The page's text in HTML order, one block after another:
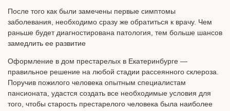
После того как были замечены первые симптомы
заболевания, необходимо сразу же обратиться к врачу. Чем
раньше будет диагностирована патология, тем больше шансов
замедлить ее развитие
Оформление в дом престарелых в Екатеринбурге —
правильное решение на любой стадии рассеянного склероза.
Поручив пожилого человека опытным специалистам
пансионата, удастся создать все необходимые условия для
того, чтобы старость престарелого человека была наиболее